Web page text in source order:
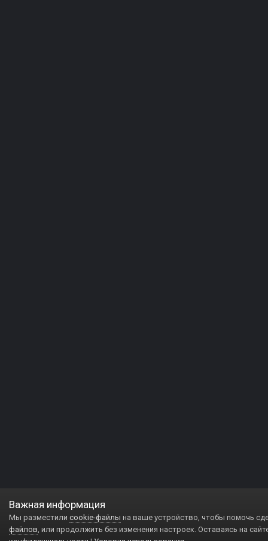
Важная информация
Мы разместили cookie-файлы на ваше устройство, чтобы помочь
файлов, или продолжить без изменения настроек. Оставаясь на